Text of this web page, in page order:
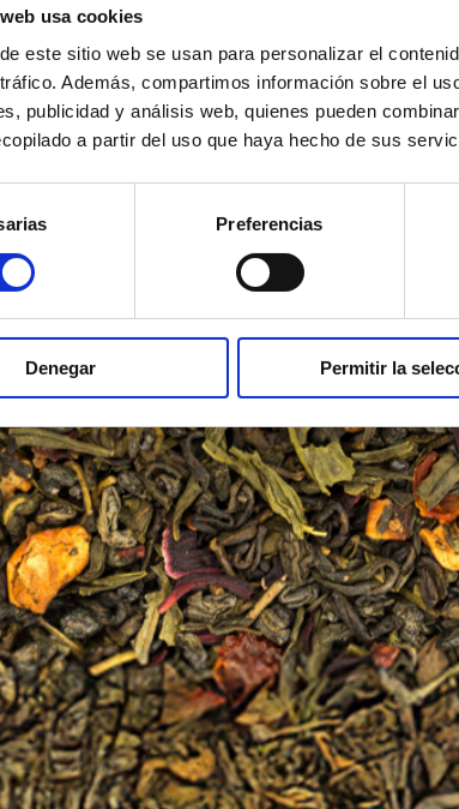
usa cookies
este sitio web se usan para personalizar el
Además, compartimos información sobre el
publicidad y análisis web, quienes pueden
a partir del uso que haya hecho de sus
Preferencias
Denegar Permitir la
DESCUBRE MÁS
CAFFÉ
¿QUÉ ESTÁS
CAFFÉ
¿QUÉ ESTÁS